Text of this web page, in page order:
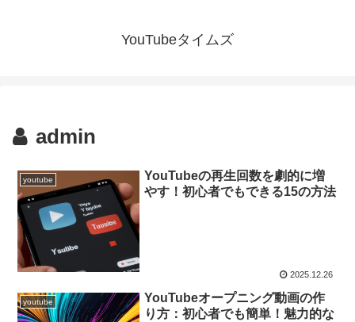
YouTubeタイムズ
admin
youtube
YouTubeの再生回数を劇的に増
やす！初心者でもできる15の方法
2025.12.26
youtube
YouTubeオープニング動画の作
り方：初心者でも簡単！魅力的な